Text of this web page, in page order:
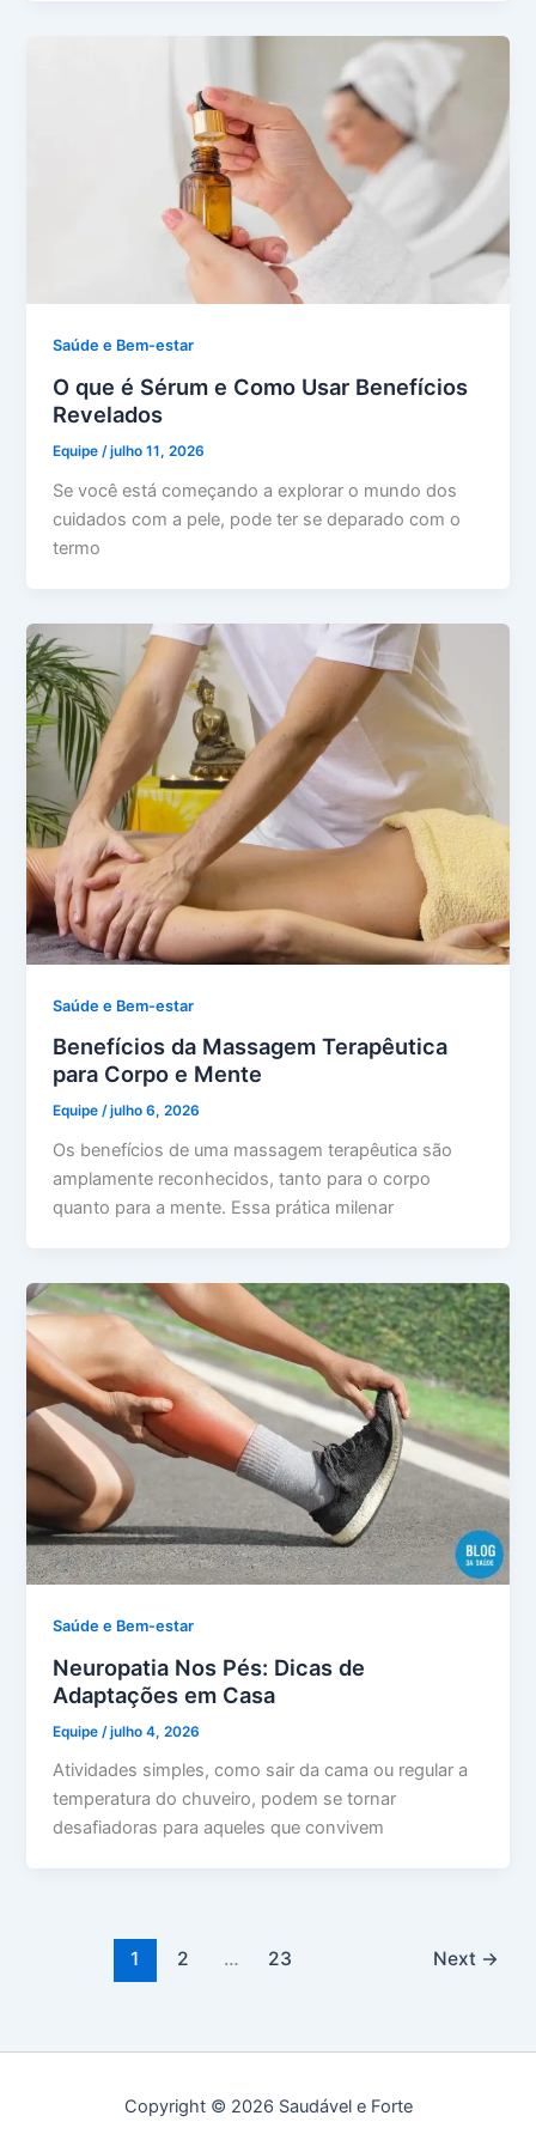
Saúde e Bem-estar
O que é Sérum e Como Usar Benefícios
Revelados
Equipe/julho 11, 2026
Se você está começando a explorar o mundo dos
cuidados com a pele, pode ter se deparado com o
termo
Saúde e Bem-estar
Benefícios da Massagem Terapêutica
para Corpo e Mente
Equipe/julho 6, 2026
Os benefícios de uma massagem terapêutica são
amplamente reconhecidos, tanto para o corpo
quanto para a mente. Essa prática milenar
Saúde e Bem-estar
Neuropatia Nos Pés: Dicas de
Adaptações em Casa
Equipe /julho 4, 2026
Atividades simples, como sair da cama ou regular a
temperatura do chuveiro, podem se tornar
desafiadoras para aqueles que convivem
1 2 … 23 Next →
Copyright © 2026 Saudável e Forte